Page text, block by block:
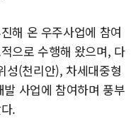
해 온 우주사업에 참여
으로 수행해 왔으며, 다
성(천리안), 차세대중형
사업에 참여하며 풍부
.